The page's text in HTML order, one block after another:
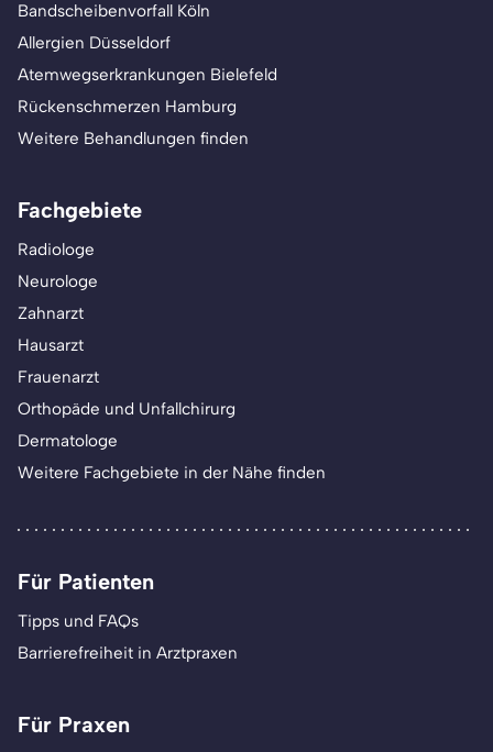
Bandscheibenvorfall Köln
Allergien Düsseldorf
Atemwegserkrankungen Bielefeld
Rückenschmerzen Hamburg
Weitere Behandlungen finden
Fachgebiete
Radiologe
Neurologe
Zahnarzt
Hausarzt
Frauenarzt
Orthopäde und Unfallchirurg
Dermatologe
Weitere Fachgebiete in der Nähe finden
Für Patienten
Tipps und FAQs
Barrierefreiheit in Arztpraxen
Für Praxen